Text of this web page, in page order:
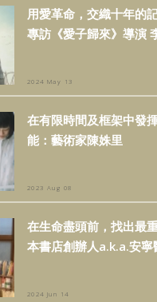
用愛革命，交織十年
專訪《愛子歸來》導演
2024 May 13
在有限時間及框架中發
能：藝術家陳姝里
2023 Aug 08
在生命盡頭前，找出最
本書店創辦人a.k.a.安寧
2024 Jun 14